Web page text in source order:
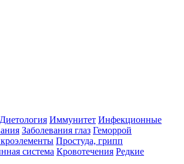
Диетология Иммунитет Инфекционные
Заболевания глаз Геморрой
Простуда, грипп
система Кровотечения Редкие